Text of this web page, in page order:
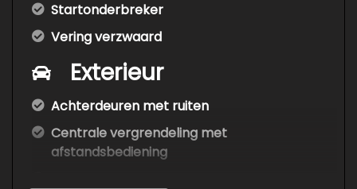
Startonderbreker
Vering verzwaard
Exterieur
Achterdeuren met ruiten
Centrale vergrendeling met
afstandsbediening